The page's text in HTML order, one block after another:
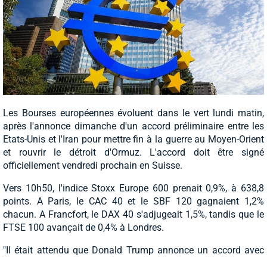
Les Bourses européennes évoluent dans le vert lundi matin,
après l'annonce dimanche d'un accord préliminaire entre les
Etats-Unis et l'Iran pour mettre fin à la guerre au Moyen-Orient
et rouvrir le détroit d'Ormuz. L'accord doit être signé
officiellement vendredi prochain en Suisse.
Vers 10h50, l'indice Stoxx Europe 600 prenait 0,9%, à 638,8
points. A Paris, le CAC 40 et le SBF 120 gagnaient 1,2%
chacun. A Francfort, le DAX 40 s'adjugeait 1,5%, tandis que le
FTSE 100 avançait de 0,4% à Londres.
"Il était attendu que Donald Trump annonce un accord avec